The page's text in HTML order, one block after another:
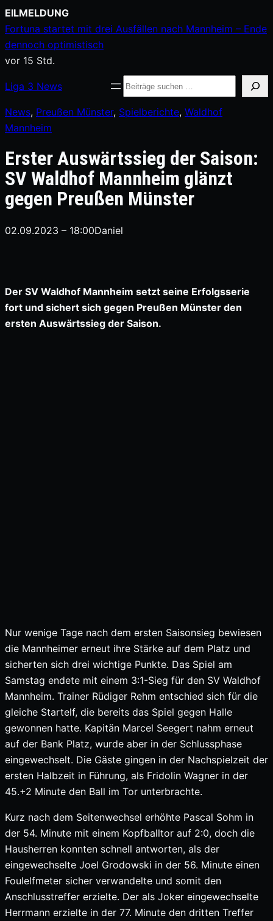
Zum
Inhalt
springen
EILMELDUNG
Fortuna startet mit drei Ausfällen nach Mannheim – Ende
dennoch optimistisch
vor 15 Std.
Liga 3 News Suche
News, Preußen Münster, Spielberichte, Waldhof
Mannheim
Erster Auswärtssieg der Saison:
SV Waldhof Mannheim glänzt
gegen Preußen Münster
02.09.2023 – 18:00Daniel
Der SV Waldhof Mannheim setzt seine Erfolgsserie
fort und sichert sich gegen Preußen Münster den
ersten Auswärtssieg der Saison.
Nur wenige Tage nach dem ersten Saisonsieg bewiesen
die Mannheimer erneut ihre Stärke auf dem Platz und
sicherten sich drei wichtige Punkte. Das Spiel am
Samstag endete mit einem 3:1-Sieg für den SV Waldhof
Mannheim. Trainer Rüdiger Rehm entschied sich für die
gleiche Startelf, die bereits das Spiel gegen Halle
gewonnen hatte. Kapitän Marcel Seegert nahm erneut
auf der Bank Platz, wurde aber in der Schlussphase
eingewechselt. Die Gäste gingen in der Nachspielzeit der
ersten Halbzeit in Führung, als Fridolin Wagner in der
45.+2 Minute den Ball im Tor unterbrachte.
Kurz nach dem Seitenwechsel erhöhte Pascal Sohm in
der 54. Minute mit einem Kopfballtor auf 2:0, doch die
Hausherren konnten schnell antworten, als der
eingewechselte Joel Grodowski in der 56. Minute einen
Foulelfmeter sicher verwandelte und somit den
Anschlusstreffer erzielte. Der als Joker eingewechselte
Herrmann erzielte in der 77. Minute den dritten Treffer